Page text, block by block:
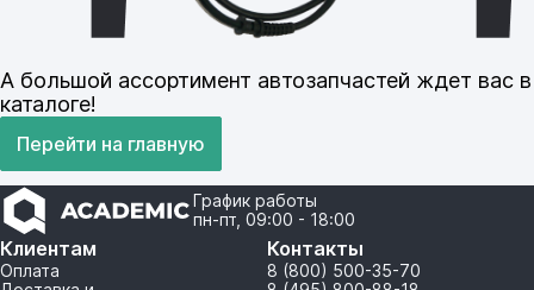
А большой ассортимент автозапчастей ждет вас в
каталоге!
Перейти на главную
График работы
пн-пт, 09:00 - 18:00
Клиентам
Оплата
Контакты
8 (800) 500-35-70